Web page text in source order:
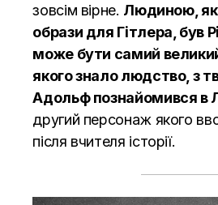
зовсім вірне. Людиною,
образи для Гітлера, був
може бути самий
якого знало людство, з
Адольф познайомився в
другий персонаж якого
після вчителя історії.